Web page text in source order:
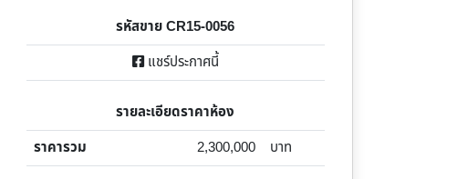
รหัสขาย CR15-0056
แชร์ประกาศนี้
รายละเอียดราคาห้อง
ราคารวม
2,300,000 บาท